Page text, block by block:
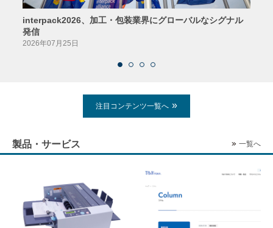
interpack2026、加工・包装業界にグローバルなシグナル
発信
2026年07月25日
注目コンテンツ一覧へ
製品・サービス 一覧へ